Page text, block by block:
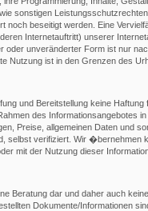
sonstigen
beseitigt werden. Eine
Internetauftritt) unserer
oder unveränderter Form ist nur
Nutzung ist in den Grenzen des
und Bereitstellung keine
des Informationsangebotes
Preise, allgemeinen Daten und
selbst verifiziert. Wir �bernehmen
mit der Nutzung dieser
Beratung dar und daher auch
Dokumente/Informationen